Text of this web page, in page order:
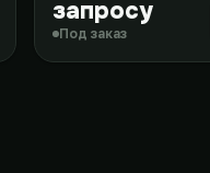
запросу
Под заказ